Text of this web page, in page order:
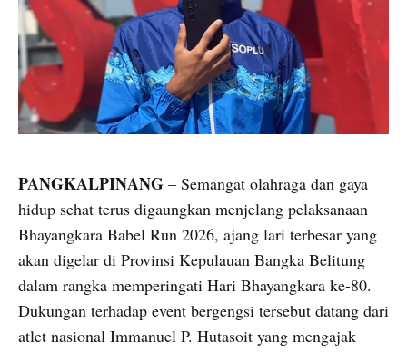
PANGKALPINANG – Semangat olahraga dan gaya
hidup sehat terus digaungkan menjelang pelaksanaan
Bhayangkara Babel Run 2026, ajang lari terbesar yang
akan digelar di Provinsi Kepulauan Bangka Belitung
dalam rangka memperingati Hari Bhayangkara ke-80.
Dukungan terhadap event bergengsi tersebut datang dari
atlet nasional Immanuel P. Hutasoit yang mengajak